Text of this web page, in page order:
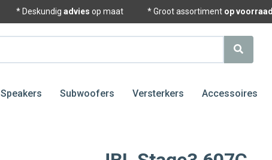
* Deskundig advies op maat * Groot assortiment op voorraad
Speakers Subwoofers Versterkers Accessoires